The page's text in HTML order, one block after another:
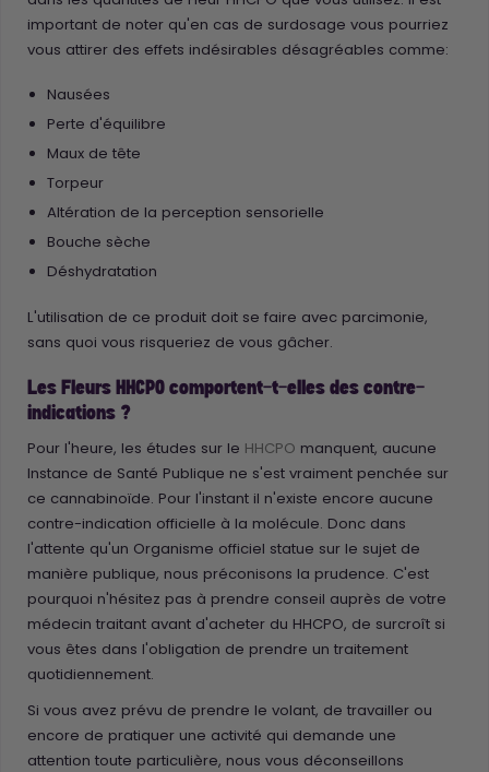
important de noter qu'en cas de surdosage vous pourriez
vous attirer des effets indésirables désagréables comme:
Nausées
Perte d'équilibre
Maux de tête
Torpeur
Altération de la perception sensorielle
Bouche sèche
Déshydratation
L'utilisation de ce produit doit se faire avec parcimonie,
sans quoi vous risqueriez de vous gâcher.
Les Fleurs HHCPO comportent-t-elles des contre-
indications ?
Pour l'heure, les études sur le HHCPO manquent, aucune
Instance de Santé Publique ne s'est vraiment penchée sur
ce cannabinoïde. Pour l'instant il n'existe encore aucune
contre-indication officielle à la molécule. Donc dans
l'attente qu'un Organisme officiel statue sur le sujet de
manière publique, nous préconisons la prudence. C'est
pourquoi n'hésitez pas à prendre conseil auprès de votre
médecin traitant avant d'acheter du HHCPO, de surcroît si
vous êtes dans l'obligation de prendre un traitement
quotidiennement.
Si vous avez prévu de prendre le volant, de travailler ou
encore de pratiquer une activité qui demande une
attention toute particulière, nous vous déconseillons